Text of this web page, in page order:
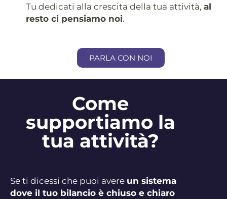
Tu dedicati alla crescita della tua attività, al
resto ci pensiamo noi.
PARLA CON NOI
Come
supportiamo la
tua attività?
Se ti dicessi che puoi avere un sistema
dove il tuo bilancio è chiuso e chiaro